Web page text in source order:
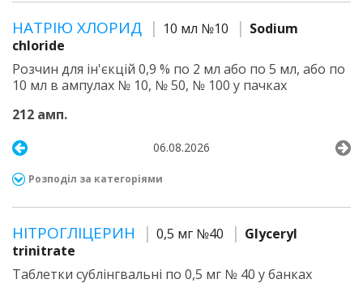
НАТРІЮ ХЛОРИД 10 мл №10
Sodium
chloride
Розчин для ін'єкцій 0,9 % по 2 мл або по 5 мл, або по
10 мл в ампулах № 10, № 50, № 100 у пачках
212 амп.
06.08.2026
Розподіл за категоріями
НІТРОГЛІЦЕРИН 0,5 мг №40
Glyceryl
trinitrate
Таблетки сублінгвальні по 0,5 мг № 40 у банках